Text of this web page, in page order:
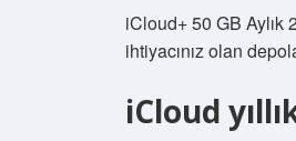
iCloud+ 50 GB Aylık
ihtiyacınız olan
iCloud